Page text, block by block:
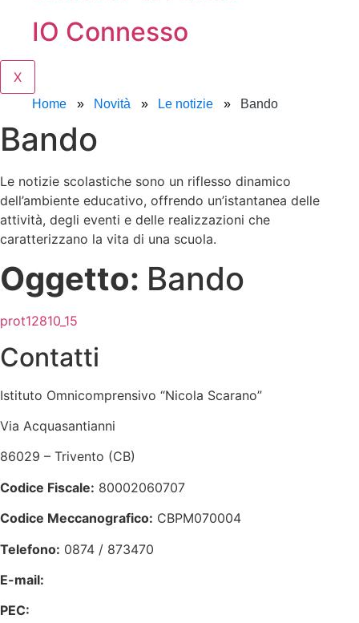
IO Connesso
X
Home Novità Le notizie Bando
Bando
Le notizie scolastiche sono un riflesso dinamico
dell’ambiente educativo, offrendo un’istantanea delle
attività, degli eventi e delle realizzazioni che
caratterizzano la vita di una scuola.
Oggetto: Bando
prot12810_15
Contatti
Istituto Omnicomprensivo “Nicola Scarano”
Via Acquasantianni
86029 – Trivento (CB)
Codice Fiscale: 80002060707
Codice Meccanografico: CBPM070004
Telefono: 0874 / 873470
E-mail:
PEC: